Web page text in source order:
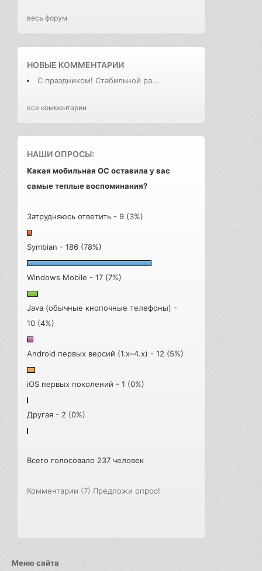
весь форум
НОВЫЕ КОММЕНТАРИИ
С праздником! Стабильной ра...
все комментарии
НАШИ ОПРОСЫ:
Какая мобильная ОС оставила у вас
самые теплые воспоминания?
Затрудняюсь ответить - 9 (3%)
Symbian - 186 (78%)
Windows Mobile - 17 (7%)
Java (обычные кнопочные телефоны) -
10 (4%)
Android первых версий (1.x–4.x) - 12 (5%)
iOS первых поколений - 1 (0%)
Другая - 2 (0%)
Всего голосовало 237 человек
Комментарии (7) Предложи опрос!
Меню сайта